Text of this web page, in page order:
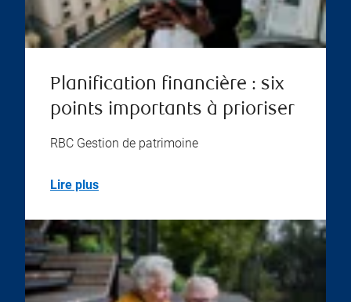
Planification financière : six
points importants à prioriser
RBC Gestion de patrimoine
Lire plus